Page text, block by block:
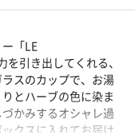
「LE
引き出してくれる、
スのカップで、お湯
とハーブの色に染ま
かみするオシャレ過
クスに入れてお届け